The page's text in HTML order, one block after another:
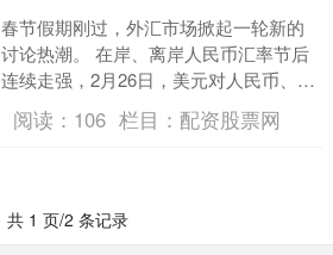
春节假期刚过，外汇市场掀起一轮新的
讨论热潮。 在岸、离岸人民币汇率节后
连续走强，2月26日，美元对人民币、美
元对离岸人民币盘中分别最低触及
6.8310、6.82....
阅读： 106 栏目： 配资股票网
共 1 页/2 条记录